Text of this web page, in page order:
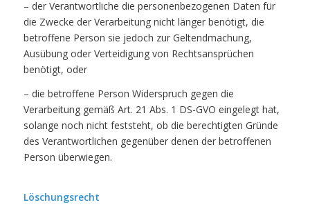
– der Verantwortliche die personenbezogenen Daten für
die Zwecke der Verarbeitung nicht länger benötigt, die
betroffene Person sie jedoch zur Geltendmachung,
Ausübung oder Verteidigung von Rechtsansprüchen
benötigt, oder
– die betroffene Person Widerspruch gegen die
Verarbeitung gemäß Art. 21 Abs. 1 DS-GVO eingelegt hat,
solange noch nicht feststeht, ob die berechtigten Gründe
des Verantwortlichen gegenüber denen der betroffenen
Person überwiegen.
Löschungsrecht